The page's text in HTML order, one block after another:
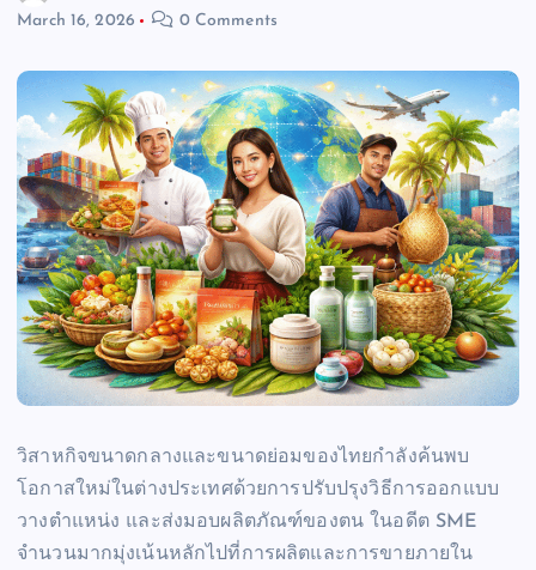
March 16, 2026
0 Comments
วิสาหกิจขนาดกลางและขนาดย่อมของไทยกำลังค้นพบ
โอกาสใหม่ในต่างประเทศด้วยการปรับปรุงวิธีการออกแบบ
วางตำแหน่ง และส่งมอบผลิตภัณฑ์ของตน ในอดีต SME
จำนวนมากมุ่งเน้นหลักไปที่การผลิตและการขายภายใน